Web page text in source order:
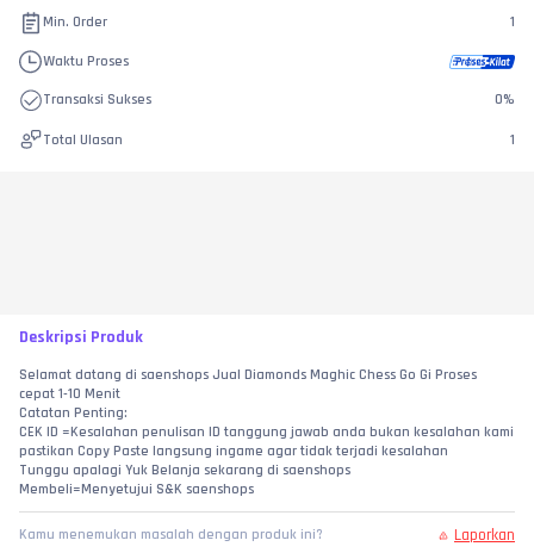
Min. Order 1
Waktu Proses
Transaksi Sukses 0%
Total Ulasan 1
Deskripsi Produk
Selamat datang di saenshops Jual Diamonds Maghic Chess Go Gi Proses
cepat 1-10 Menit
Catatan Penting:
CEK ID =Kesalahan penulisan ID tanggung jawab anda bukan kesalahan kami
pastikan Copy Paste langsung ingame agar tidak terjadi kesalahan
Tunggu apalagi Yuk Belanja sekarang di saenshops
Membeli=Menyetujui S&K saenshops
Kamu menemukan masalah dengan produk ini? Laporkan